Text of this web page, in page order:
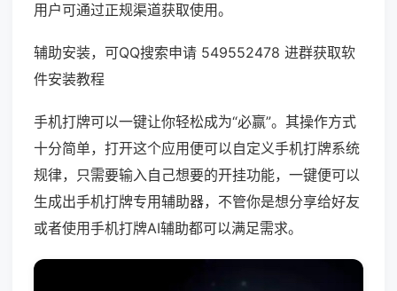
用户可通过正规渠道获取使用。
辅助安装，可QQ搜索申请 549552478 进群获取软
件安装教程
手机打牌可以一键让你轻松成为“必赢”。其操作方式
十分简单，打开这个应用便可以自定义手机打牌系统
规律，只需要输入自己想要的开挂功能，一键便可以
生成出手机打牌专用辅助器，不管你是想分享给好友
或者使用手机打牌AI辅助都可以满足需求。